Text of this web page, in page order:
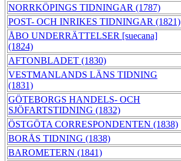
NORRKÖPINGS TIDNINGAR (1787)
POST- OCH INRIKES TIDNINGAR (1821)
ÅBO UNDERRÄTTELSER [suecana]
(1824)
AFTONBLADET (1830)
VESTMANLANDS LÄNS TIDNING
(1831)
GÖTEBORGS HANDELS- OCH
SJÖFARTSTIDNING (1832)
ÖSTGÖTA CORRESPONDENTEN (1838)
BORÅS TIDNING (1838)
BAROMETERN (1841)